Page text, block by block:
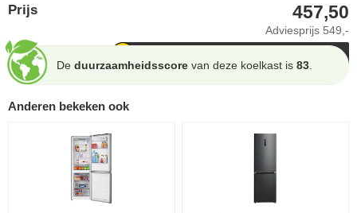
Prijs
Adviesprijs 549,-
457,50
De duurzaamheidsscore van deze koelkast is 83
Anderen bekeken ook